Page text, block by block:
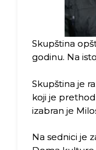
Skupština
godinu. Na
Skupština je
koji je
izabran je
Na sednici je